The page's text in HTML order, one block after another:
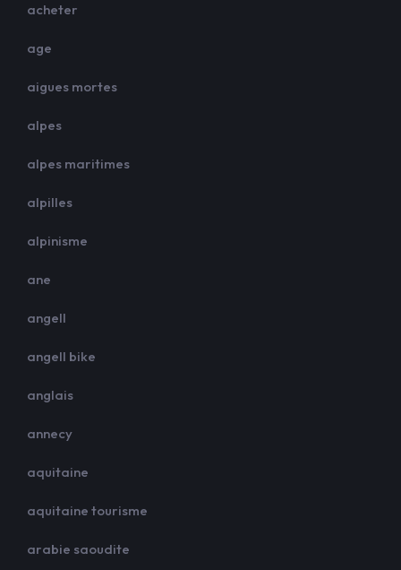
acheter
age
aigues mortes
alpes
alpes maritimes
alpilles
alpinisme
ane
angell
angell bike
anglais
annecy
aquitaine
aquitaine tourisme
arabie saoudite